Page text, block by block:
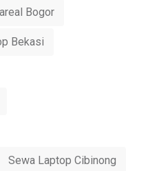
Bogor
Bekasi
Sewa Laptop Cibinong